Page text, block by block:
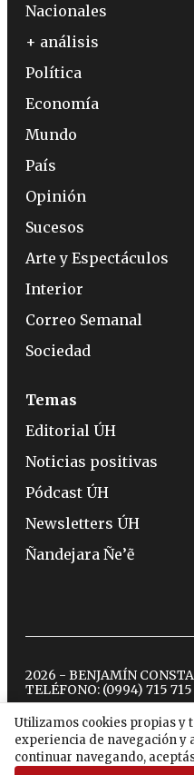
Utilizamos cookies propias y
experiencia de navegación y
continuar navegando,
Nacionales
+ análisis
Política
Economía
Mundo
País
Opinión
Sucesos
Arte y Espectáculos
Interior
Correo Semanal
Sociedad
Temas
Editorial ÚH
Noticias positivas
Pódcast ÚH
Newsletters ÚH
Ñandejara Ñe’ẽ
2026 - BENJAMÍN
TELÉFONO: (0994) 715 715
twitterinstagram